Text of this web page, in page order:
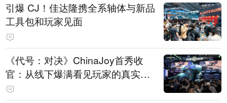
引爆 CJ！佳达隆携全系轴体与新品
工具包和玩家见面
《代号：对决》ChinaJoy首秀收
官：从线下爆满看见玩家的真实期
待